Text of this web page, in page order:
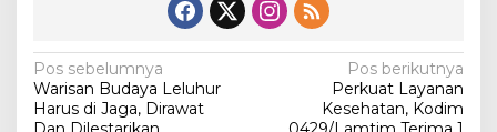
N
a
Pos sebelumnya
Warisan Budaya Leluhur
Harus di Jaga, Dirawat
Pos berikutnya
Perkuat Layanan
Kesehatan, Kodim